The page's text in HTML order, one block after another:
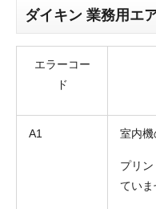
ダイキン 業務用エ
エラーコー
ド
A1 室内機
プリ
ていま